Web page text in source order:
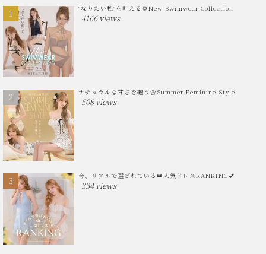
"なりたい私"を叶える🌻New Swimwear Collection
4166 views
ナチュラルな甘さを纏う🌼Summer Feminine Style
508 views
今、リアルで選ばれている👑人気ドレスRANKING💕
334 views